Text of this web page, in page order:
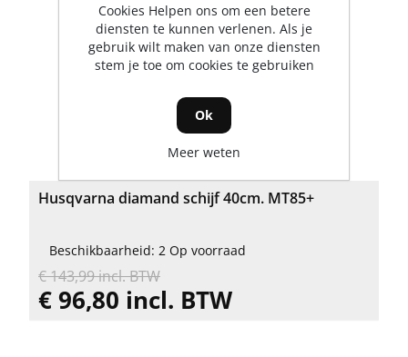
Husqvarna diamand schijf 40cm. MT85+
Beschikbaarheid: 2 Op voorraad
€ 143,99 incl. BTW
€ 96,80 incl. BTW
Cookies Helpen ons om een betere
diensten te kunnen verlenen. Als je
gebruik wilt maken van onze diensten
stem je toe om cookies te gebruiken
Ok
Meer weten